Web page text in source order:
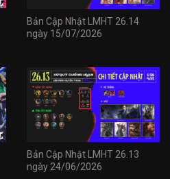
Bản Cập Nhật LMHT 26.14
ngày 15/07/2026
Bản Cập Nhật LMHT 26.13
ngày 24/06/2026